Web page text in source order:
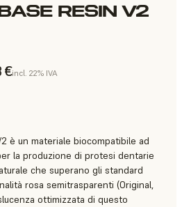
RESIN V2
€incl. 22% IVA
è un materiale biocompatibile ad
la produzione di protesi dentarie
che superano gli standard
rosa semitrasparenti (Original,
ottimizzata di questo